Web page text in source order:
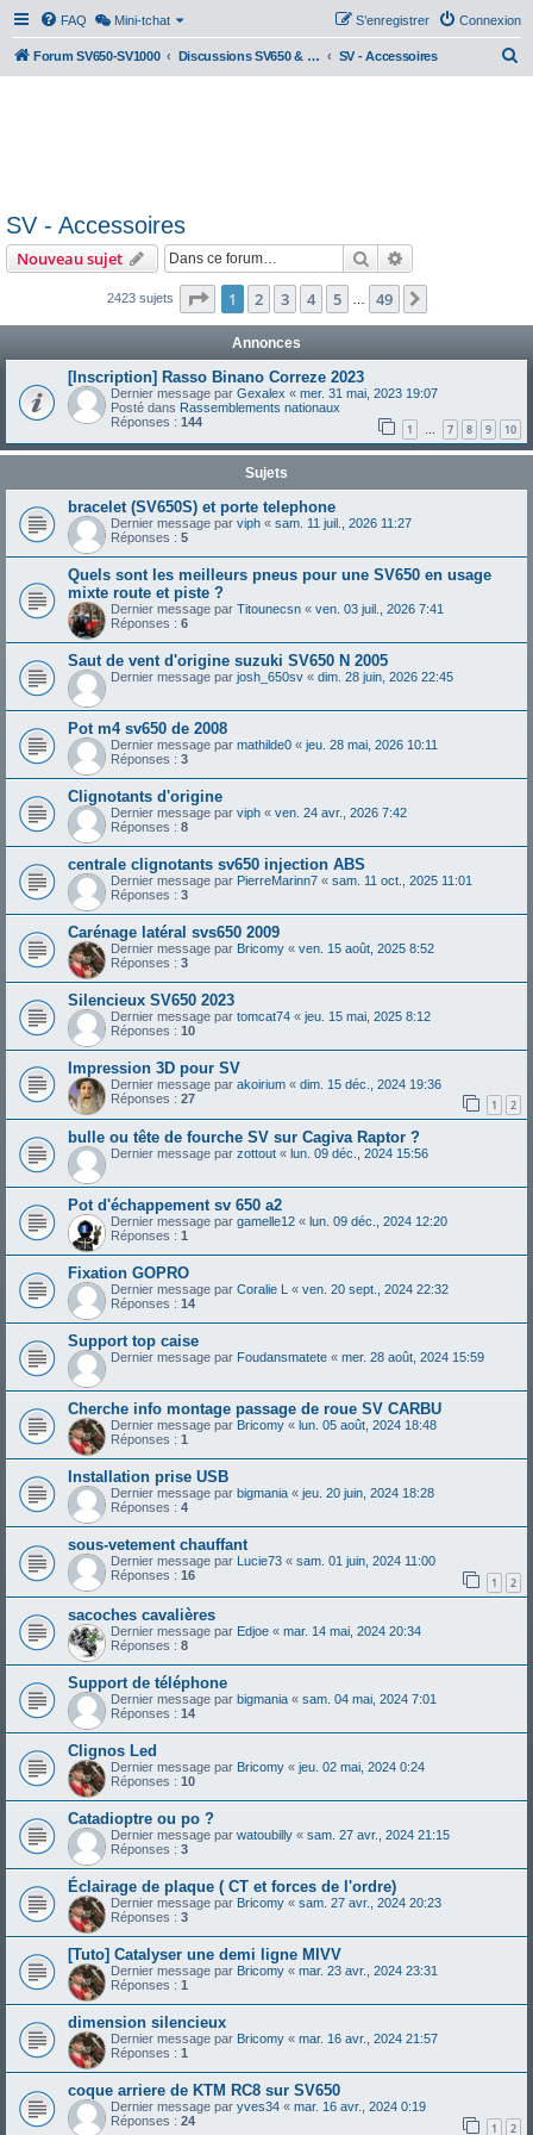
FAQ Mini-tchat Connexion
S’enregistrer
Forum SV650-SV1000 Discussions SV650 & SV1000 N/S SV - Accessoires
SV - Accessoires
Nouveau sujet Rechercher
2423 sujets Page 1sur49
1 2 3 4 5 49
Annonces
[Inscription] Rasso Binano Correze 2023
Dernier message par Gexalex « mer. 31 mai, 2023 19:07
Posté dans Rassemblements nationaux
Réponses : 144 1 … 7 8 9 10
Sujets
bracelet (SV650S) et porte telephone
Dernier message par viph « sam. 11 juil., 2026 11:27
Réponses : 5
Quels sont les meilleurs pneus pour une SV650 en usage
mixte route et piste ?
Dernier message par Titounecsn « ven. 03 juil., 2026 7:41
Réponses : 6
Saut de vent d'origine suzuki SV650 N 2005
Dernier message par josh_650sv « dim. 28 juin, 2026 22:45
Pot m4 sv650 de 2008
Dernier message par mathilde0 « jeu. 28 mai, 2026 10:11
Réponses : 3
Clignotants d'origine
Dernier message par viph « ven. 24 avr., 2026 7:42
Réponses : 8
centrale clignotants sv650 injection ABS
Dernier message par PierreMarinn7 « sam. 11 oct., 2025 11:01
Réponses : 3
Carénage latéral svs650 2009
Dernier message par Bricomy « ven. 15 août, 2025 8:52
Réponses : 3
Silencieux SV650 2023
Dernier message par tomcat74 « jeu. 15 mai, 2025 8:12
Réponses : 10
Impression 3D pour SV
Dernier message par akoirium « dim. 15 déc., 2024 19:36
Réponses : 27 1 2
bulle ou tête de fourche SV sur Cagiva Raptor ?
Dernier message par zottout « lun. 09 déc., 2024 15:56
Pot d'échappement sv 650 a2
Dernier message par gamelle12 « lun. 09 déc., 2024 12:20
Réponses : 1
Fixation GOPRO
Dernier message par Coralie L « ven. 20 sept., 2024 22:32
Réponses : 14
Support top caise
Dernier message par Foudansmatete « mer. 28 août, 2024 15:59
Cherche info montage passage de roue SV CARBU
Dernier message par Bricomy « lun. 05 août, 2024 18:48
Réponses : 1
Installation prise USB
Dernier message par bigmania « jeu. 20 juin, 2024 18:28
Réponses : 4
sous-vetement chauffant
Dernier message par Lucie73 « sam. 01 juin, 2024 11:00
Réponses : 16 1 2
sacoches cavalières
Dernier message par Edjoe « mar. 14 mai, 2024 20:34
Réponses : 8
Support de téléphone
Dernier message par bigmania « sam. 04 mai, 2024 7:01
Réponses : 14
Clignos Led
Dernier message par Bricomy « jeu. 02 mai, 2024 0:24
Réponses : 10
Catadioptre ou po ?
Dernier message par watoubilly « sam. 27 avr., 2024 21:15
Réponses : 3
Éclairage de plaque ( CT et forces de l'ordre)
Dernier message par Bricomy « sam. 27 avr., 2024 20:23
Réponses : 3
[Tuto] Catalyser une demi ligne MIVV
Dernier message par Bricomy « mar. 23 avr., 2024 23:31
Réponses : 1
dimension silencieux
Dernier message par Bricomy « mar. 16 avr., 2024 21:57
Réponses : 1
coque arriere de KTM RC8 sur SV650
Dernier message par yves34 « mar. 16 avr., 2024 0:19
Réponses : 24 1 2